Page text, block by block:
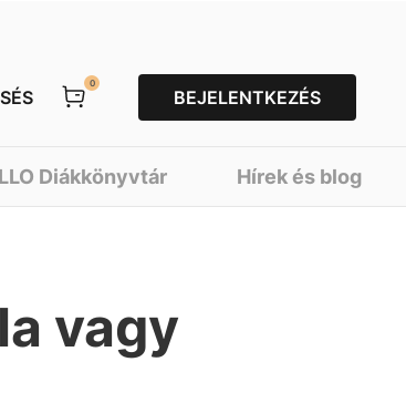
0
BEJELENTKEZÉS
Diákkönyvtár Hírek és blog
vagy